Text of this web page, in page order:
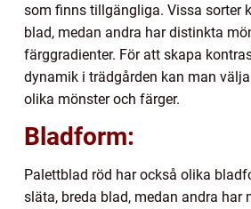
som finns tillgängliga. Vissa sorter
blad, medan andra har distinkta
färggradienter. För att skapa
dynamik i trädgården kan man
olika mönster och färger.
Bladform:
Palettblad röd har också olika
släta, breda blad, medan andra har